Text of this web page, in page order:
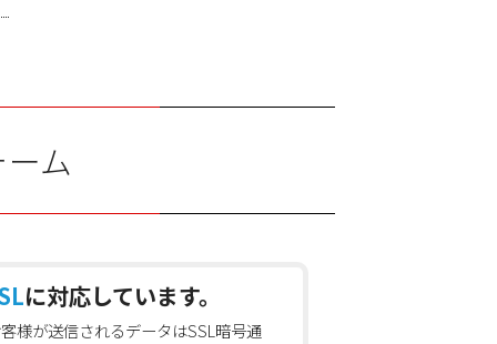
ム
に対応しています。
様が送信されるデータはSSL暗号通